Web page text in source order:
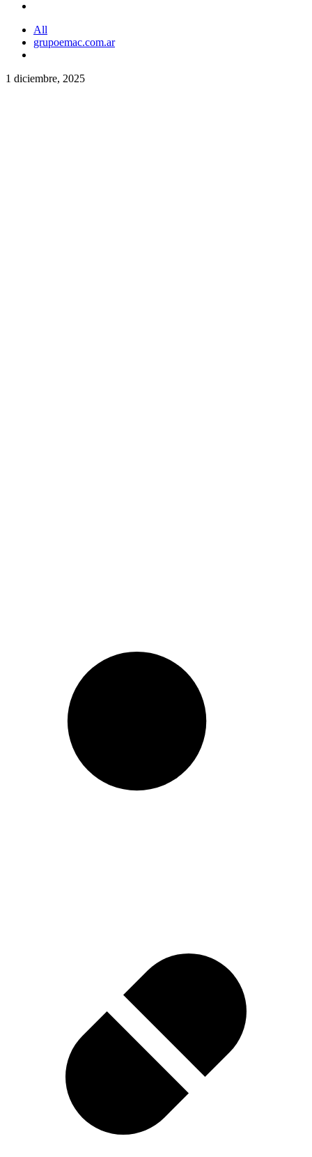
All
grupoemac.com.ar
1 diciembre, 2025